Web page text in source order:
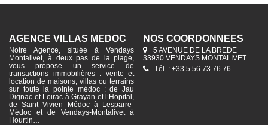
AGENCE VILLAS MÉDOC
Notre Agence, située à Vendays
Montalivet, à deux pas de la plage,
vous propose un service de
transactions immobilières : vente et
location de maisons, villas ou terrains
sur toute la pointe médoc : de Jau
Dignac et Loirac à Grayan et l’Hopital,
de Saint Vivien Médoc à Lesparre-
Médoc et de Vendays-Montalivet à
Hourtin…
NOS COORDONNÉES
5 AVENUE DE LA BREDE
33930 VENDAYS MONTALIVET
Tél. : +33 5 56 73 76 76